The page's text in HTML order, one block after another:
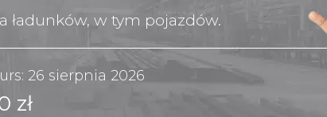
ładunków, w tym pojazdów.
26 sierpnia 2026
zł